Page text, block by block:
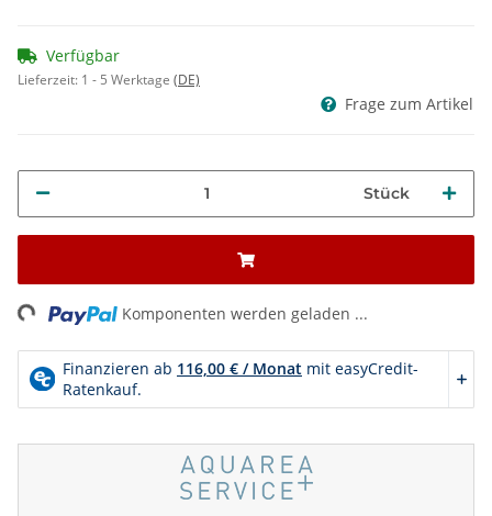
Verfügbar
Lieferzeit: 1 - 5 Werktage (DE)
Frage zum Artikel
Stück
Loading... Komponenten werden geladen ...